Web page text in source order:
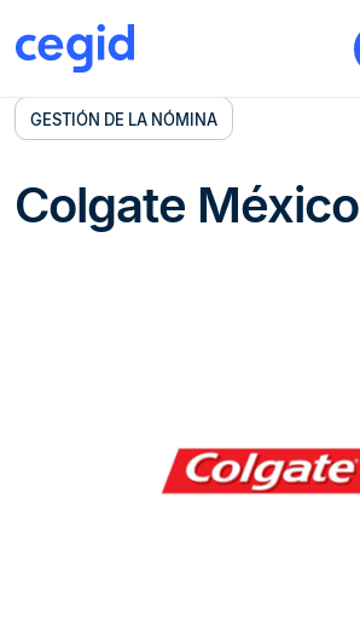
GESTIÓN DE LA NÓMINA
Colgate México